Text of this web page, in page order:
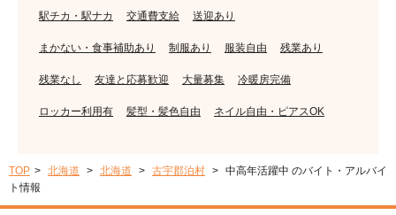
駅チカ・駅ナカ 交通費支給 送迎あり
まかない・食事補助あり 制服あり 服装自由 残業あり
残業なし 友達と応募歓迎 大量募集 冷暖房完備
ロッカー利用有 髪型・髪色自由 ネイル自由・ピアスOK
TOP 北海道 北海道 古宇郡泊村
中高年活躍中 のバイト・アルバイ
ト情報